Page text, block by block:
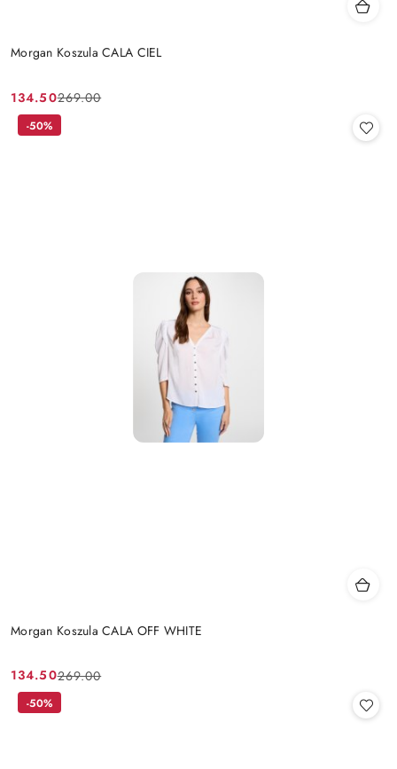
Morgan Koszula CALA CIEL
Cena
promocyjna:
134.50
Cena
przed
269.00
Morgan Koszula CALA OFF WHITE
Cena
promocyjna:
134.50
Cena
przed
269.00
-50%
-50%